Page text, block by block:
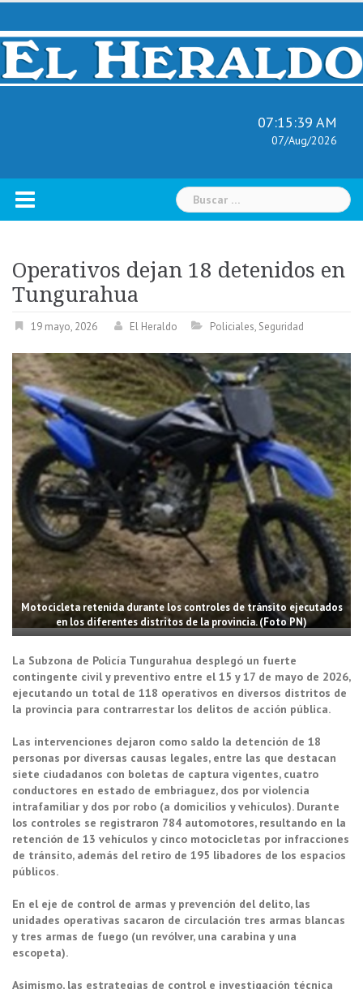
Skip
content
07:15:40 AM
07/Aug/2026
Buscar:
Operativos dejan 18 detenidos en
Tungurahua
19 mayo, 2026 El Heraldo Policiales, Seguridad
Motocicleta retenida durante los controles de tránsito ejecutados
en los diferentes distritos de la provincia. (Foto PN)
La Subzona de Policía Tungurahua desplegó un fuerte
contingente civil y preventivo entre el 15 y 17 de mayo de 2026,
ejecutando un total de 118 operativos en diversos distritos de
la provincia para contrarrestar los delitos de acción pública.
Las intervenciones dejaron como saldo la detención de 18
personas por diversas causas legales, entre las que destacan
siete ciudadanos con boletas de captura vigentes, cuatro
conductores en estado de embriaguez, dos por violencia
intrafamiliar y dos por robo (a domicilios y vehículos). Durante
los controles se registraron 784 automotores, resultando en la
retención de 13 vehículos y cinco motocicletas por infracciones
de tránsito, además del retiro de 195 libadores de los espacios
públicos.
En el eje de control de armas y prevención del delito, las
unidades operativas sacaron de circulación tres armas blancas
y tres armas de fuego (un revólver, una carabina y una
escopeta).
Asimismo, las estrategias de control e investigación técnica